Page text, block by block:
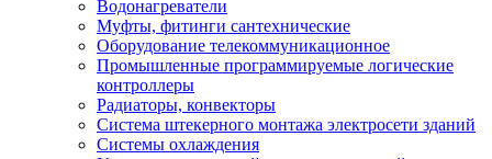
Водонагреватели
Муфты, фитинги сантехнические
Оборудование телекоммуникационное
Промышленные программируемые логические
контроллеры
Радиаторы, конвекторы
Система штекерного монтажа электросети зданий
Системы охлаждения